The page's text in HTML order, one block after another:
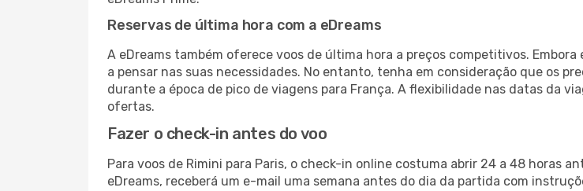
Reservas de última hora com a eDreams
A eDreams também oferece voos de última hora a preços competitivos.
a pensar nas suas necessidades. No entanto, tenha em consideração que os
durante a época de pico de viagens para França. A flexibilidade nas datas da
ofertas.
Fazer o check-in antes do voo
Para voos de Rimini para Paris, o check-in online costuma abrir 24 a 48 horas
eDreams, receberá um e-mail uma semana antes do dia da partida com